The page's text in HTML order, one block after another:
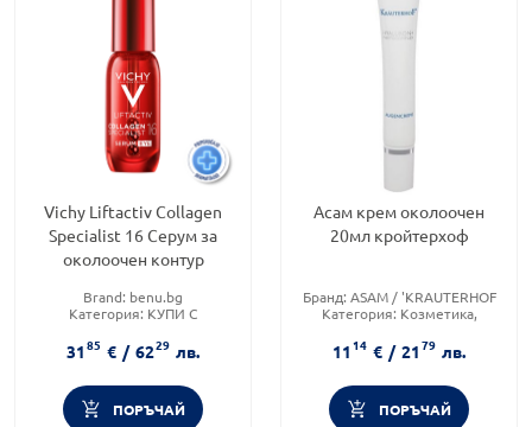
Vichy Liftactiv Collagen
Specialist 16 Серум за
околоочен контур
Brand: benu.bg
Категория: КУПИ С
3185 € / 6229 лв.
ПОРЪЧАЙ
Асам крем околоочен
20мл кройтерхоф
Бранд: ASAM / 'KRAUTERHOF
Категория: Козметика,
Форма на продукта:крем
1114 € / 2179 лв.
ПОРЪЧАЙ